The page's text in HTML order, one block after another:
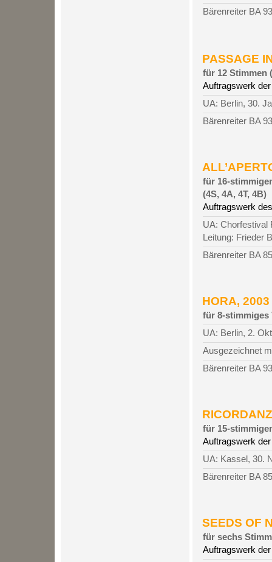
Bärenreiter BA
PASSAGE
für 12 Stimmen
Auftragswerk
UA: Berlin, 30.
Bärenreiter BA
für 16-
(4S, 4A, 4T, 4B)
Auftragswerk
UA: Chorfestival
Leitung: Frieder
Bärenreiter BA
HORA,
für 8-stimmiges
UA: Berlin, 2.
Ausgezeichnet
Bärenreiter BA
für 15-
Auftragswerk
UA: Kassel, 30.
Bärenreiter BA
SEEDS OF
für sechs
Auftragswerk